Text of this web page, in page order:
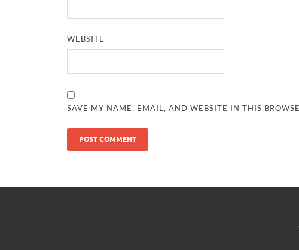
WEBSITE
SAVE MY NAME, EMAIL, AND WEBSITE IN THIS